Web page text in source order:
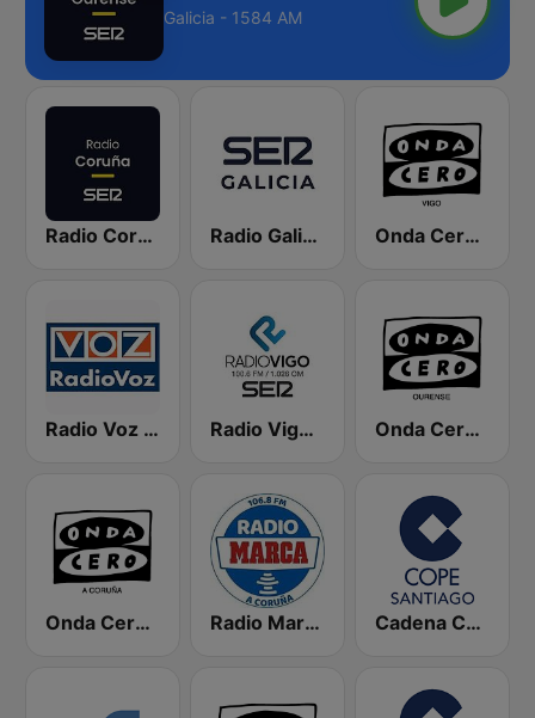
Galicia - 1584 AM
Radio Coruña SER Radio Galicia SER Onda Cero Vigo
Radio Voz Coruña Radio Vigo SER Onda Cero Ourense
Onda Cero A Coruña Radio Marca Coruña Cadena COPE Santiago